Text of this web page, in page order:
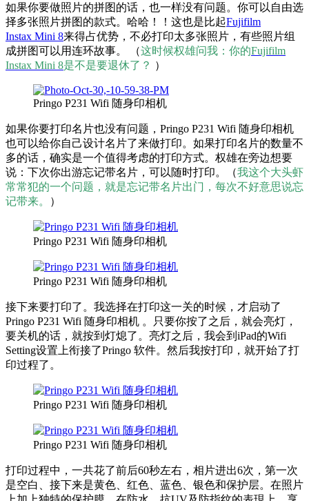
如果你要做照片的拼图的话，也一样没有问题。你可以自由选
择多张照片拼图的款式。哈哈！！这也是比起Fujifilm
Instax Mini 8来得占优势，不必打印太多张照片，有些照片组
成拼图可以用连环故事。 （这时候权雄问我：你的Fujifilm
Instax Mini 8是不是要退休了？ ）
Pringo P231 Wifi 随身印相机
如果你要打印名片也没有问题，Pringo P231 Wifi 随身印相机
也可以给你自己设计名片了来做打印。如果打印名片的数量不
多的话，确实是一个值得考虑的打印方式。权雄在旁边想要
说：下次你出游忘记带名片，可以随时打印。（我这个大头虾
常常犯的一个问题，就是忘记带名片出门，每次不好意思说忘
记带来。
）
Pringo P231 Wifi 随身印相机
Pringo P231 Wifi 随身印相机
接下来要打印了。我选择在打印这一关的时候，才启动了
Pringo P231 Wifi 随身印相机 。只要你按了之后，就会亮灯，
要关机的话，就按到灯熄了。亮灯之后，我会到iPad的Wifi
Setting设置上衔接了Pringo 软件。然后我按打印，就开始了打
印过程了。
Pringo P231 Wifi 随身印相机
Pringo P231 Wifi 随身印相机
打印过程中，一共花了前后60秒左右，相片进出6次，第一次
是空白、接下来是黄色、红色、蓝色、银色和保护层。在照片